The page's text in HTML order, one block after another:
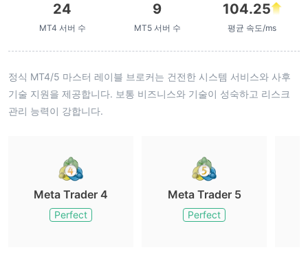
24
MT4 서버 수
9
MT5 서버 수
104.25
평균 속도/ms
정식 MT4/5 마스터 레이블 브로커는 건전한 시스템 서비스와 사후
기술 지원을 제공합니다. 보통 비즈니스와 기술이 성숙하고 리스크
관리 능력이 강합니다.
Meta Trader 4
Perfect
Meta Trader 5
Perfect